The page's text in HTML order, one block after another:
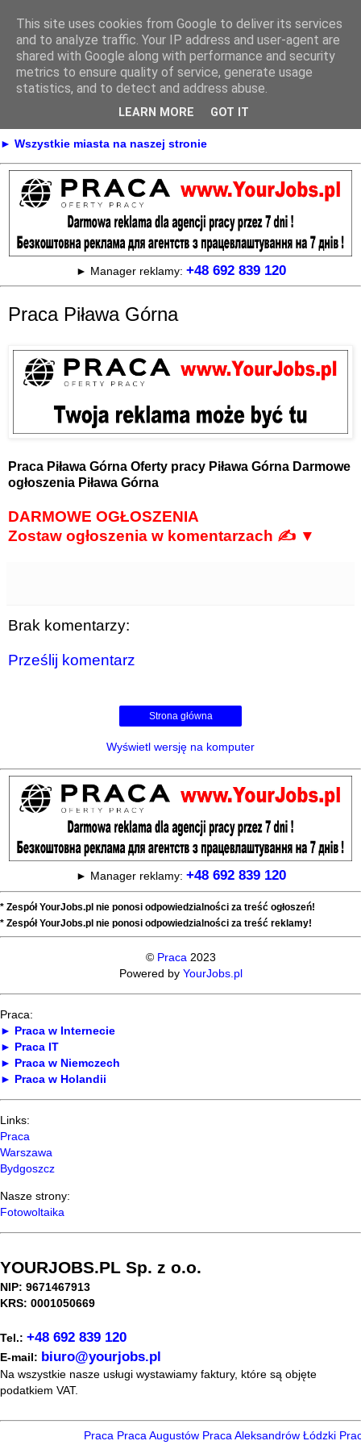
Praca
► KONTAKT ► REKLAMA
► Praca Oferty pracy na terenie całej Polski
► Wszystkie miasta na naszej stronie
► Manager reklamy: +48 692 839 120
Praca Piława Górna
Praca Piława Górna Oferty pracy Piława Górna Darmowe
ogłoszenia Piława Górna
DARMOWE OGŁOSZENIA
Zostaw ogłoszenia w komentarzach ✍ ▼
Brak komentarzy:
Prześlij komentarz
Strona główna
Wyświetl wersję na komputer
► Manager reklamy: +48 692 839 120
* Zespół YourJobs.pl nie ponosi odpowiedzialności za treść ogłoszeń!
* Zespół YourJobs.pl nie ponosi odpowiedzialności za treść reklamy!
© Praca2023
Powered by YourJobs.pl
Praca:
► Praca w Internecie
► Praca IT
► Praca w Niemczech
► Praca w Holandii
Links:
Praca
Warszawa
Bydgoszcz
Nasze strony:
Fotowoltaika
YOURJOBS.PL Sp. z o.o.
NIP: 9671467913
KRS: 0001050669
Tel.: +48 692 839 120
E-mail: biuro@yourjobs.pl
Na wszystkie nasze usługi wystawiamy faktury, które są objęte
podatkiem VAT.
Praca Praca Augustów Praca Aleksandrów Łódzki
This site uses cookies from Google to deliver its services
and to analyze traffic. Your IP address and user-agent are
shared with Google along with performance and security
metrics to ensure quality of service, generate usage
statistics, and to detect and address abuse.
LEARN MORE GOT IT